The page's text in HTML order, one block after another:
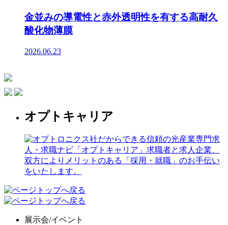
金並みの導電性と赤外透明性を有する高耐久
酸化物薄膜
2026.06.23
オプトキャリア
展示会/イベント